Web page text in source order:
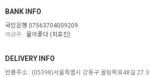
BANK INFO
국민은행 07563704009209
예금주 : 물이좋다 (최호진)
DELIVERY INFO
반품주소 : (05398)서울특별시 강동구 올림픽로48길 27 3